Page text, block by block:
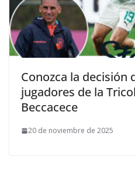
Conozca la decisión
jugadores de la
Beccacece
20 de noviembre de 2025